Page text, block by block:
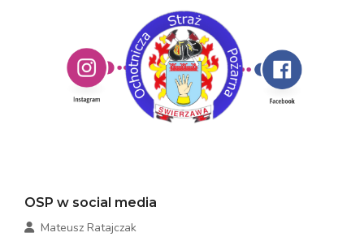
OSP w social media
Mateusz Ratajczak